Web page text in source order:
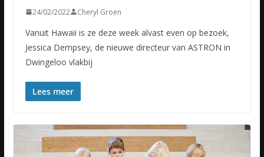
24/02/2022 Cheryl Groen
Vanuit Hawaii is ze deze week alvast even op bezoek,
Jessica Dempsey, de nieuwe directeur van ASTRON in
Dwingeloo vlakbij
Lees meer